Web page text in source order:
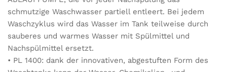
schmutzige Waschwasser partiell entleert. Bei jedem
Waschzyklus wird das Wasser im Tank teilweise durch
sauberes und warmes Wasser mit Spülmittel und
Nachspülmittel ersetzt.
• PL 1400: dank der innovativen, abgestuften Form des